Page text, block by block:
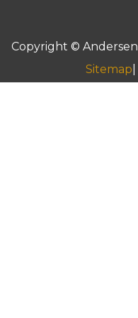
Copyright ©
Sitemap